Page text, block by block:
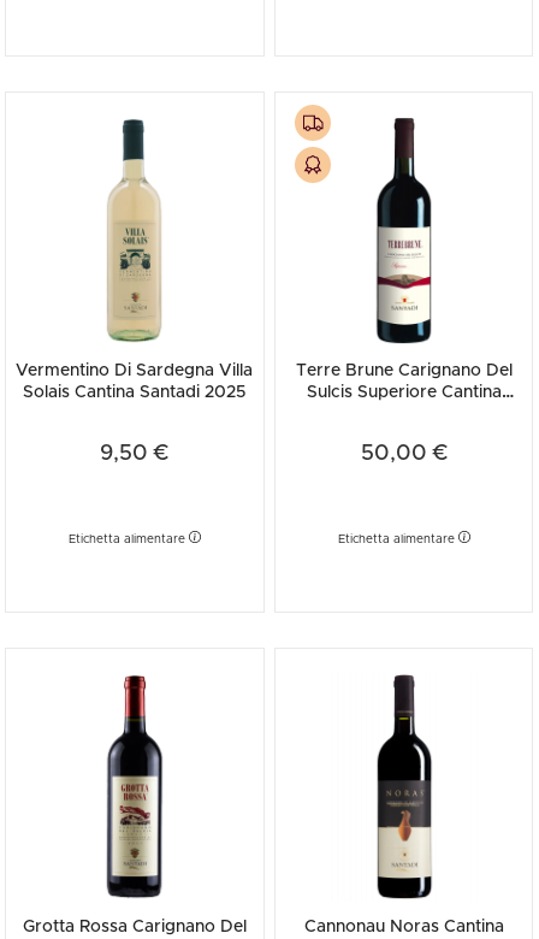
Vermentino di Sardegna "Cala Silente".
Vermentino Di Sardegna Villa
Solais Cantina Santadi 2025
9,50 €
Etichetta alimentare
Terre Brune Carignano Del
Sulcis Superiore Cantina
50,00 €
Etichetta alimentare
Grotta Rossa Carignano Del
Cannonau Noras Cantina